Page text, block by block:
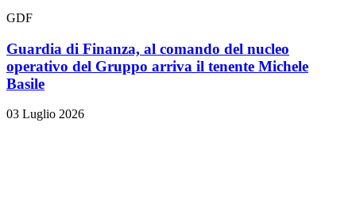
GDF
Guardia di Finanza, al comando del nucleo
operativo del Gruppo arriva il tenente Michele
Basile
03 Luglio 2026